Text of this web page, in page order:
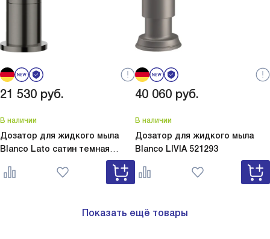
21 530 руб.
В наличии
Дозатор для жидкого мыла
Blanco Lato сатин темная
Lato сатин темная сталь
527743
40 060 руб.
В наличии
Дозатор для жидкого мыла
Blanco LIVIA 521293
Показать ещё товары